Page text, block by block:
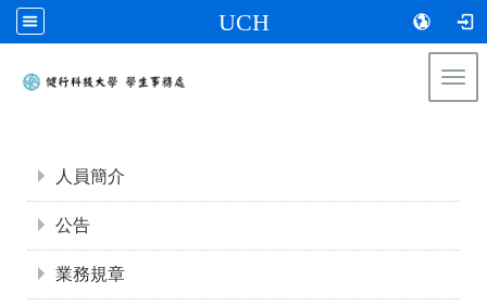
UCH
人員簡介
公告
業務規章